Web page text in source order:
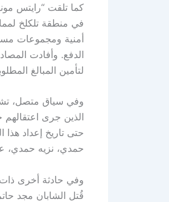
كما تلقت “رايتس
في منطقة تلكلخ
أمنية ومجموعات
الدفع. وأفادت
لتأمين المبالغ
وفي سياق متصل،
حتى تاريخ إعداد
حمدي، نزيه حمدي،
وفي حادثة أخرى ذات
قُتل الشابان مجد